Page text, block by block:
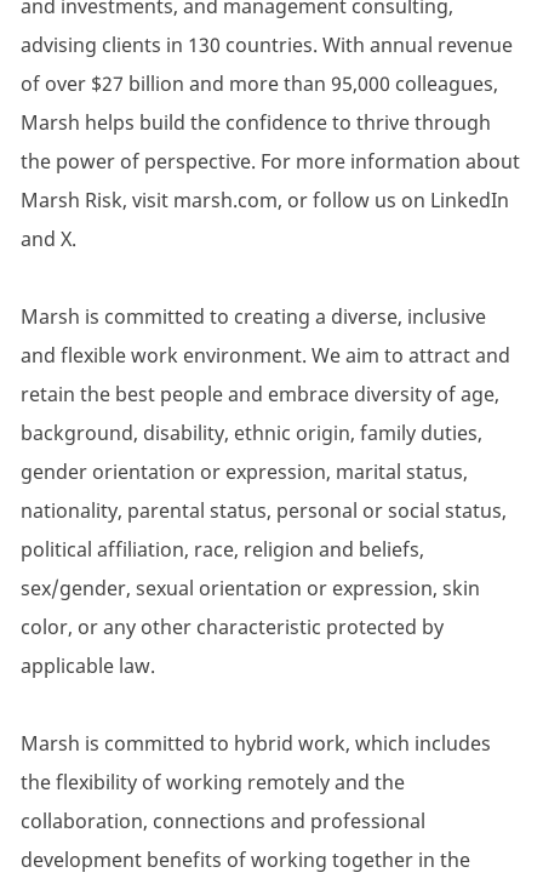
and investments, and management consulting,
advising clients in 130 countries. With annual revenue
of over $27 billion and more than 95,000 colleagues,
Marsh helps build the confidence to thrive through
the power of perspective. For more information about
Marsh Risk, visit marsh.com, or follow us on LinkedIn
and X.
Marsh is committed to creating a diverse, inclusive
and flexible work environment. We aim to attract and
retain the best people and embrace diversity of age,
background, disability, ethnic origin, family duties,
gender orientation or expression, marital status,
nationality, parental status, personal or social status,
political affiliation, race, religion and beliefs,
sex/gender, sexual orientation or expression, skin
color, or any other characteristic protected by
applicable law.
Marsh is committed to hybrid work, which includes
the flexibility of working remotely and the
collaboration, connections and professional
development benefits of working together in the